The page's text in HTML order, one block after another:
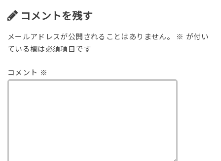
コメントを残す
メールアドレスが公開されることはありません。 ※ が付い
ている欄は必須項目です
コメント ※